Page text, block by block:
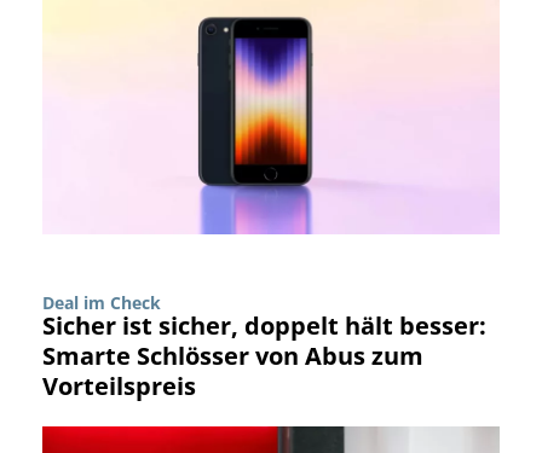
Deal im Check
Sicher ist sicher, doppelt hält besser:
Smarte Schlösser von Abus zum
Vorteilspreis